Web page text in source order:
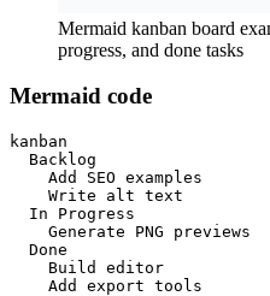
Mermaid kanban board
progress, and done tasks
Mermaid code
kanban
  Backlog
    Add SEO examples
    Write alt text
  In Progress
    Generate PNG previews
  Done
    Build editor
    Add export tools